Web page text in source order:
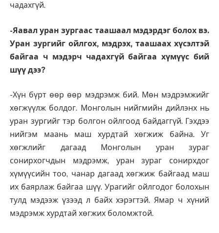
чадахгүй.
-Яавал уран зургаас таашаал мэдэрдэг болох вэ.
Уран зургийг ойлгох, мэдрэх, таашаах хүсэлтэй
байгаа ч мэдэрч чадахгүй байгаа хүмүүс бий
шүү дээ?
-Хүн бүрт өөр өөр мэдрэмж бий. Мөн мэдрэмжийг
хөгжүүлж болдог. Монголын нийгмийн дийлэнх нь
уран зургийг тэр болгон ойлгоод байдаггүй. Гэхдээ
нийгэм маань маш хурдтай хөгжиж байна. Уг
хөгжлийг дагаад Монголын уран зураг
сонирхогчдын мэдрэмж, уран зураг сонирхдог
хүмүүсийн тоо, чанар дагаад хөгжиж байгаад маш
их баярлаж байгаа шүү. Урагийг ойлгодог болохын
тулд мэдээж үзээд л байх хэрэгтэй. Ямар ч хүний
мэдрэмж хурдтай хөгжих боломжтой.